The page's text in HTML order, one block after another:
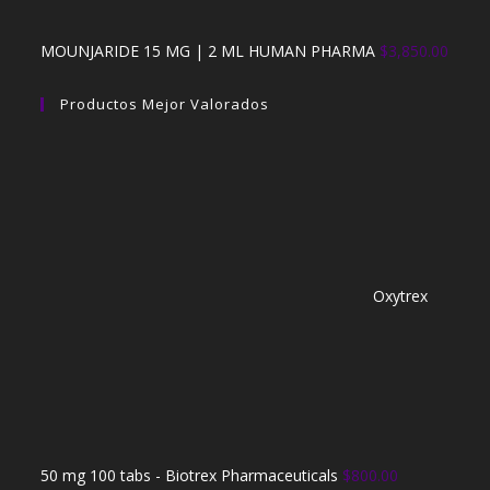
MOUNJARIDE 15 MG | 2 ML HUMAN PHARMA $3,850.00
Productos Mejor Valorados
Oxytrex
50 mg 100 tabs - Biotrex Pharmaceuticals $800.00